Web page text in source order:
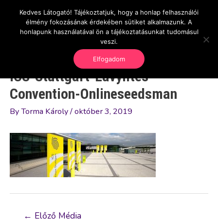
content
OnlineSeedsMan
Üzlet és szabadság
Main
ICS-Stuttgart-Lavylites
Convention-Onlineseedsman
ByTorma Károly/október 3, 2019
Bejegyzés
← Előző Média
Kedves Látogató! Tájékoztatjuk, hogy a honlap felhasználói
élmény fokozásának érdekében sütiket alkalmazunk. A
honlapunk használatával ön a tájékoztatásunkat tudomásul
veszi.
Elfogadom